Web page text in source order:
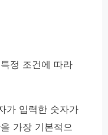
정 조건에 따라
가 입력한 숫자가
가장 기본적으